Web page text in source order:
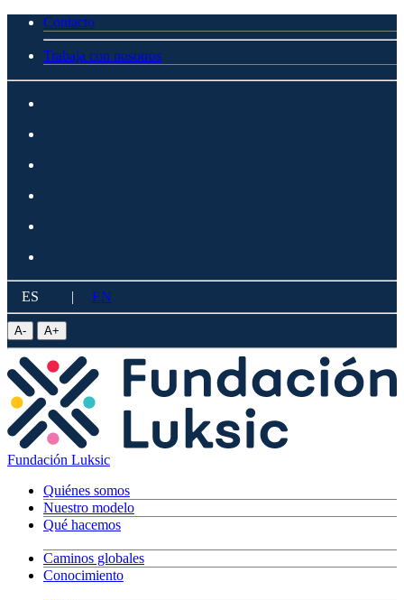
Contacto
Trabaja con nosotros
ES | EN
A- A+
Fundación Luksic
Quiénes somos
Nuestro modelo
Qué hacemos
Caminos globales
Conocimiento